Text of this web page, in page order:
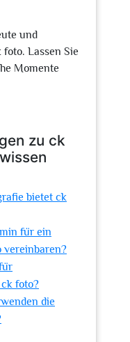
und
Lassen Sie
Momente
zu ck
bietet ck
für ein
vereinbaren?
foto?
die